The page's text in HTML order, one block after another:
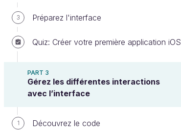
3 Préparez l'interface
Quiz: Créer votre première application iOS
PART 3
Gérez les différentes interactions
avec l’interface
1 Découvrez le code